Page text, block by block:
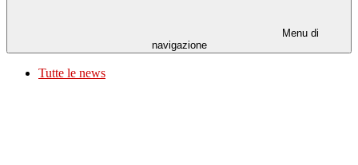
Menu di
navigazione
Tutte le news